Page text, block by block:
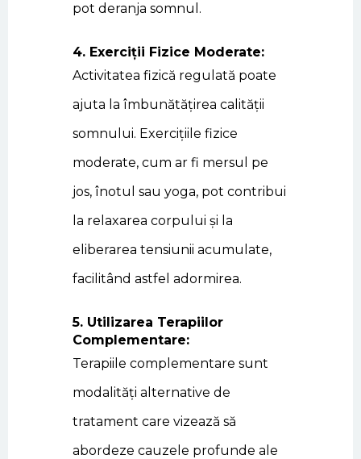
pot deranja somnul.
4. Exerciții Fizice Moderate:
Activitatea fizică regulată poate
ajuta la îmbunătățirea calității
somnului. Exercițiile fizice
moderate, cum ar fi mersul pe
jos, înotul sau yoga, pot contribui
la relaxarea corpului și la
eliberarea tensiunii acumulate,
facilitând astfel adormirea.
5. Utilizarea Terapiilor
Complementare:
Terapiile complementare sunt
modalități alternative de
tratament care vizează să
abordeze cauzele profunde ale